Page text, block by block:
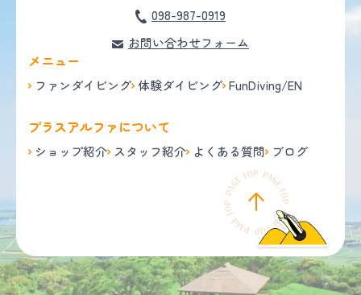
098-987-0919
お問い合わせフォーム
メニュー
ファンダイビング 体験ダイビング FunDiving/EN
プラスアルファについて
ショップ紹介 スタッフ紹介 よくある質問 ブログ